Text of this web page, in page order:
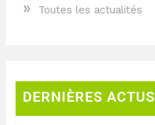
» Toutes les actualités
DERNIÈRES ACTUS